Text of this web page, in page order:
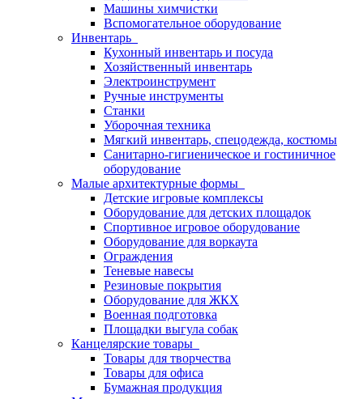
Машины химчистки
Вспомогательное оборудование
Инвентарь
Кухонный инвентарь и посуда
Хозяйственный инвентарь
Электроинструмент
Ручные инструменты
Станки
Уборочная техника
Мягкий инвентарь, спецодежда, костюмы
Санитарно-гигиеническое и гостиничное
оборудование
Малые архитектурные формы
Детские игровые комплексы
Оборудование для детских площадок
Спортивное игровое оборудование
Оборудование для воркаута
Ограждения
Теневые навесы
Резиновые покрытия
Оборудование для ЖКХ
Военная подготовка
Площадки выгула собак
Канцелярские товары
Товары для творчества
Товары для офиса
Бумажная продукция